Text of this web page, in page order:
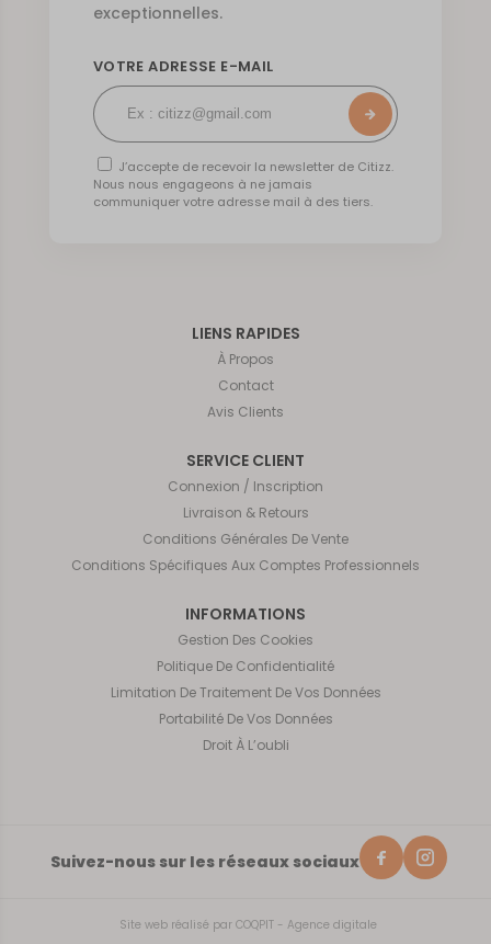
LIENS RAPIDES
À Propos
Contact
Avis Clients
SERVICE CLIENT
Connexion / Inscription
Livraison & Retours
Conditions Générales De Vente
Conditions Spécifiques Aux Comptes Professionnels
INFORMATIONS
Gestion Des Cookies
Politique De Confidentialité
Limitation De Traitement De Vos Données
Portabilité De Vos Données
Droit À L’oubli
Suivez-nous sur les réseaux sociaux
Site web réalisé par COQPIT - Agence digitale
exceptionnelles.
VOTRE ADRESSE E-MAIL
J’accepte de recevoir la newsletter de Citizz.
Nous nous engageons à ne jamais
communiquer votre adresse mail à des tiers.